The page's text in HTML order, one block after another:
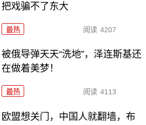
把戏骗不了东大
最热 阅读 4207
被俄导弹天天“洗地”，泽连斯基还
在做着美梦！
最热 阅读 4113
欧盟想关门，中国人就翻墙，布